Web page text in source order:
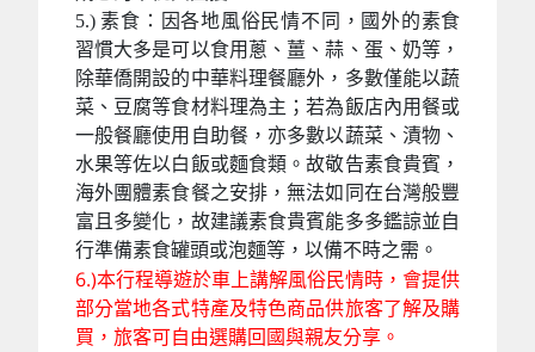
5.) 素食：因各地風俗民情不同，國外的素食
習慣大多是可以食用蔥、薑、蒜、蛋、奶等，
除華僑開設的中華料理餐廳外，多數僅能以蔬
菜、豆腐等食材料理為主；若為飯店內用餐或
一般餐廳使用自助餐，亦多數以蔬菜、漬物、
水果等佐以白飯或麵食類。故敬告素食貴賓，
海外團體素食餐之安排，無法如同在台灣般豐
富且多變化，故建議素食貴賓能多多鑑諒並自
行準備素食罐頭或泡麵等，以備不時之需。
6.)本行程導遊於車上講解風俗民情時，會提供
部分當地各式特產及特色商品供旅客了解及購
買，旅客可自由選購回國與親友分享。